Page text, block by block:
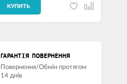
КУПИТЬ
ГАРАНТІЯ ПОВЕРНЕННЯ
Повернення/Обмін протягом
14 днів